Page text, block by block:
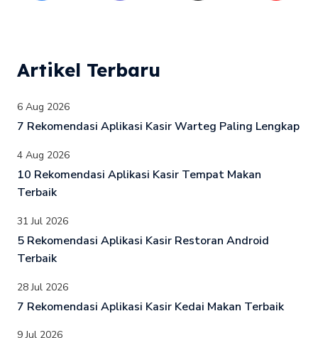
Artikel Terbaru
6 Aug 2026
7 Rekomendasi Aplikasi Kasir Warteg Paling Lengkap
4 Aug 2026
10 Rekomendasi Aplikasi Kasir Tempat Makan
Terbaik
31 Jul 2026
5 Rekomendasi Aplikasi Kasir Restoran Android
Terbaik
28 Jul 2026
7 Rekomendasi Aplikasi Kasir Kedai Makan Terbaik
9 Jul 2026